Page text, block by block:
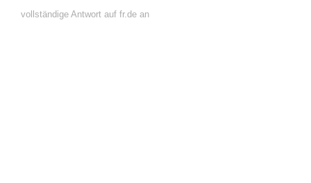
vollständige Antwort auf fr.de an